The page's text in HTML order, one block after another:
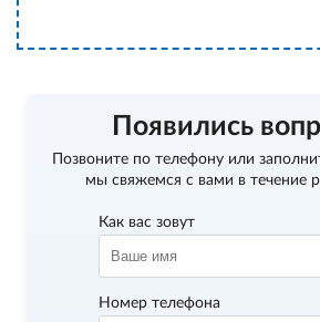
Появились
Позвоните по телефону или
мы свяжемся с вами в течение
Как вас зовут
Номер телефона